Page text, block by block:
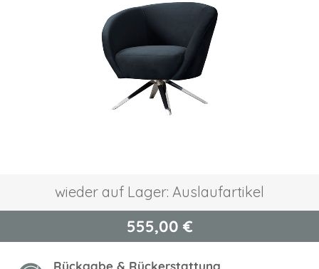
wieder auf Lager: Auslaufartikel
555,00 €
Rückgabe & Rückerstattung
der